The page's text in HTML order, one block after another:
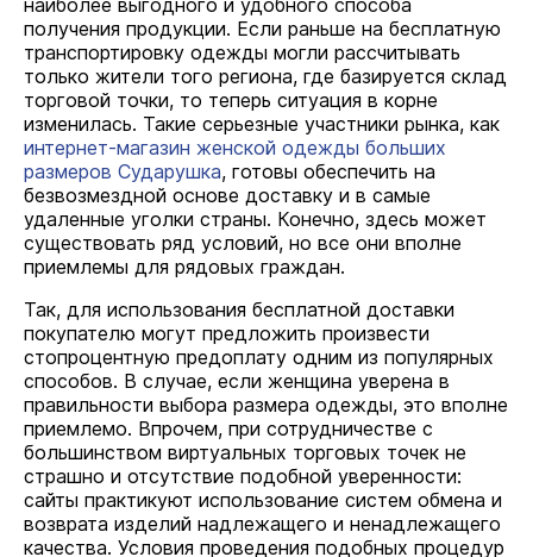
наиболее выгодного и удобного способа
получения продукции. Если раньше на бесплатную
транспортировку одежды могли рассчитывать
только жители того региона, где базируется склад
торговой точки, то теперь ситуация в корне
изменилась. Такие серьезные участники рынка, как
интернет-магазин женской одежды больших
размеров Сударушка, готовы обеспечить на
безвозмездной основе доставку и в самые
удаленные уголки страны. Конечно, здесь может
существовать ряд условий, но все они вполне
приемлемы для рядовых граждан.
Так, для использования бесплатной доставки
покупателю могут предложить произвести
стопроцентную предоплату одним из популярных
способов. В случае, если женщина уверена в
правильности выбора размера одежды, это вполне
приемлемо. Впрочем, при сотрудничестве с
большинством виртуальных торговых точек не
страшно и отсутствие подобной уверенности:
сайты практикуют использование систем обмена и
возврата изделий надлежащего и ненадлежащего
качества. Условия проведения подобных процедур